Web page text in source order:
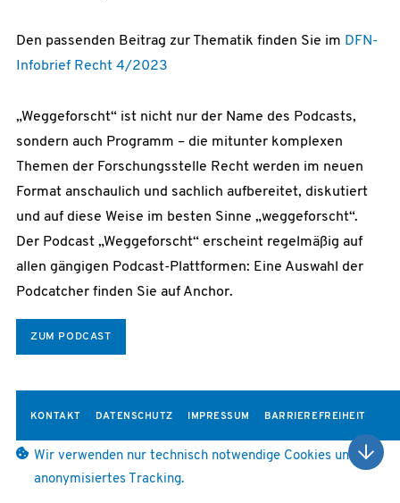
Den passenden Beitrag zur Thematik finden Sie im DFN-
Infobrief Recht 4/2023
„Weggeforscht“ ist nicht nur der Name des Podcasts,
sondern auch Programm – die mitunter komplexen
Themen der Forschungsstelle Recht werden im neuen
Format anschaulich und sachlich aufbereitet, diskutiert
und auf diese Weise im besten Sinne „weggeforscht“.
Der Podcast „Weggeforscht“ erscheint regelmäßig auf
allen gängigen Podcast-Plattformen: Eine Auswahl der
Podcatcher finden Sie auf Anchor.
ZUM PODCAST
KONTAKT DATENSCHUTZ IMPRESSUM BARRIEREFREIHEIT
Wir verwenden nur technisch notwendige Cookies und
anonymisiertes Tracking.